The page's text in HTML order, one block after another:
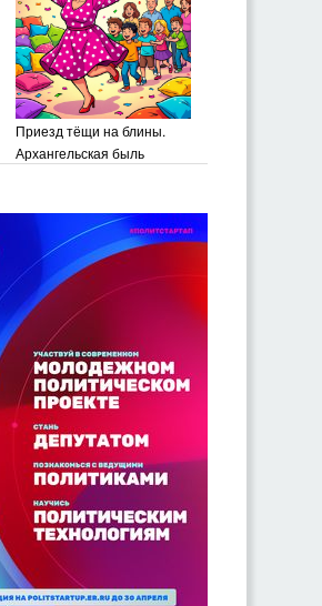
Приезд тёщи на блины.
Архангельская быль